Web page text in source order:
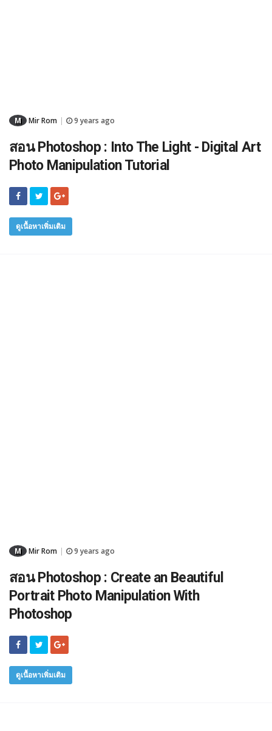
M Mir Rom 9 years ago
สอน Photoshop : Into The Light - Digital Art
Photo Manipulation Tutorial
ดูเนื้อหาเพิ่มเติม
M Mir Rom 9 years ago
สอน Photoshop : Create an Beautiful
Portrait Photo Manipulation With
Photoshop
ดูเนื้อหาเพิ่มเติม